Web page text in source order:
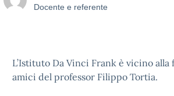
Docente e referente
L’Istituto Da Vinci Frank è vicino alla
amici del professor Filippo Tortia.